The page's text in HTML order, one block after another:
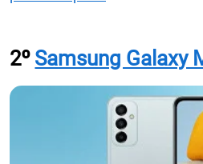
2º Samsung Galaxy